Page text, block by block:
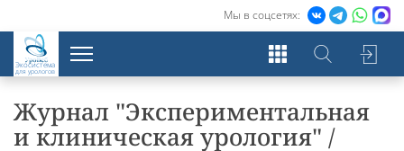
Мы в соцсетях:
Экосистема
для урологов
Журнал "Экспериментальная
и клиническая урология" /